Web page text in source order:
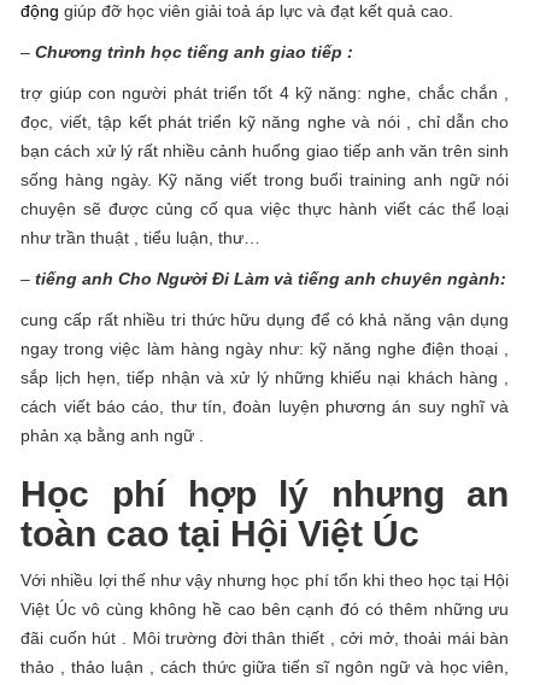
động giúp đỡ học viên giải toả áp lực và đạt kết quả cao.
–Chương trình học tiếng anh giao tiếp :
trợ giúp con người phát triển tốt 4 kỹ năng: nghe, chắc chắn ,
đọc, viết, tập kết phát triển kỹ năng nghe và nói , chỉ dẫn cho
bạn cách xử lý rất nhiều cảnh huống giao tiếp anh văn trên sinh
sống hàng ngày. Kỹ năng viết trong buổi training anh ngữ nói
chuyện sẽ được củng cố qua việc thực hành viết các thể loại
như trần thuật , tiểu luận, thư…
–tiếng anh Cho Người Đi Làm và tiếng anh chuyên ngành:
cung cấp rất nhiều tri thức hữu dụng để có khả năng vận dụng
ngay trong việc làm hàng ngày như: kỹ năng nghe điện thoại ,
sắp lịch hẹn, tiếp nhận và xử lý những khiếu nại khách hàng ,
cách viết báo cáo, thư tín, đoàn luyện phương án suy nghĩ và
phản xạ bằng anh ngữ .
Học phí hợp lý nhưng an
toàn cao tại Hội Việt Úc
Với nhiều lợi thế như vậy nhưng học phí tổn khi theo học tại Hội
Việt Úc vô cùng không hề cao bên cạnh đó có thêm những ưu
đãi cuốn hút . Môi trường đời thân thiết , cởi mở, thoải mái bàn
thảo , thảo luận , cách thức giữa tiến sĩ ngôn ngữ và học viên,